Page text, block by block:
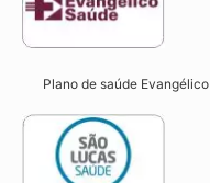
Plano de saúde Evangélico